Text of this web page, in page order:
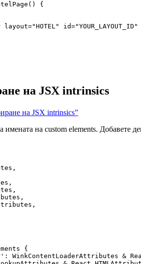
()
{
layout="HOTEL" id="YOUR_LAYOUT_ID "
на JSX intrinsics
на JSX intrinsics”
имената на custom elements.
{
' : WinkContentLoaderAttributes &